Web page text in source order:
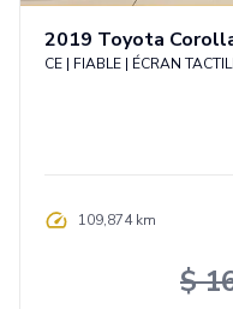
2019 Toyota
CE | FIABLE | ÉCRAN
109,874 km
$